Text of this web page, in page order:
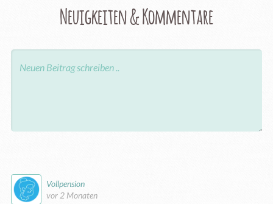
Neuigkeiten & Kommentare
Vollpension
vor 2 Monaten